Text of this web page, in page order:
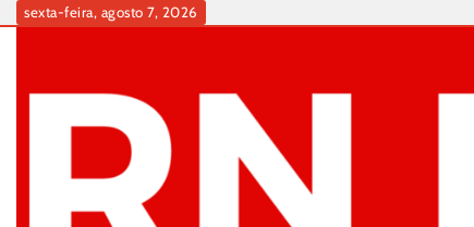
Skipsexta-feira, agosto 7, 2026